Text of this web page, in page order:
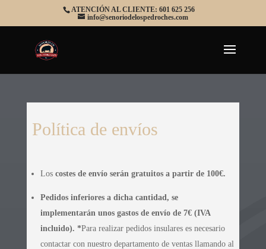
ATENCIÓN AL CLIENTE: 601 625 256
info@senoriodelospedroches.com
Política de envíos
Loscostes de envío serán gratuitos a partir de 100€.
Pedidos inferiores a dicha cantidad, se
implementarán unos gastos de envío de 7€ (IVA
incluido). *Para realizar pedidos insulares es necesario
contactar con nuestro departamento de ventas llamando al